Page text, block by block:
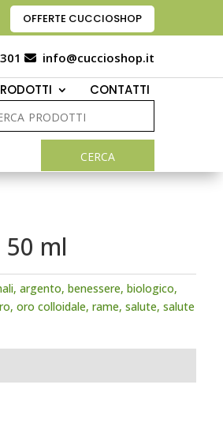
OFFERTE CUCCIOSHOP
info@cuccioshop.it
CONTATTI
ml
, argento, benessere, biologico,
, oro colloidale, rame, salute, salute